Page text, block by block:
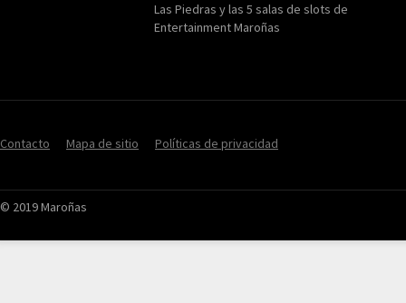
Las Piedras y las 5 salas de slots de
Entertainment Maroñas
Contacto Mapa de sitio Políticas de privacidad
© 2019 Maroñas